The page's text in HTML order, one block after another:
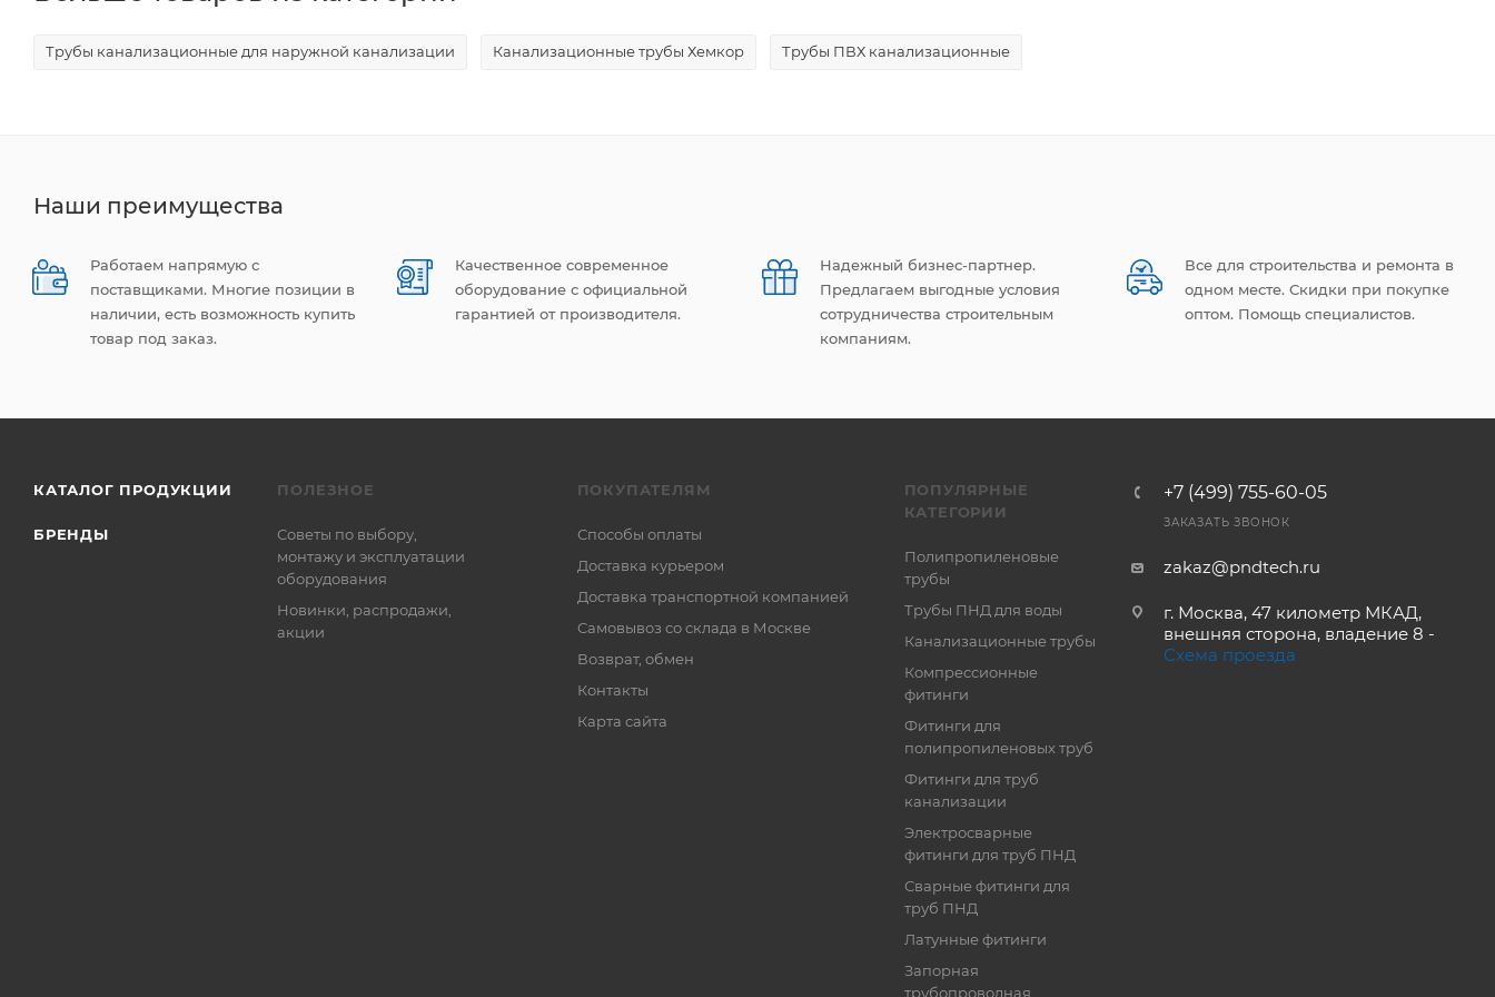
Трубы канализационные для наружной канализации Канализационные трубы Хемкор Трубы ПВХ канализационные
Наши преимущества
Работаем напрямую с
поставщиками. Многие позиции в
наличии, есть возможность купить
товар под заказ.
Качественное современное
оборудование с официальной
гарантией от производителя.
Надежный бизнес-партнер.
Предлагаем выгодные условия
сотрудничества строительным
компаниям.
Все для строительства и ремонта в
одном месте. Скидки при покупке
оптом. Помощь специалистов.
КАТАЛОГ ПРОДУКЦИИ
БРЕНДЫ
ПОЛЕЗНОЕ
Советы по выбору,
монтажу и эксплуатации
оборудования
Новинки, распродажи,
акции
ПОКУПАТЕЛЯМ
Способы оплаты
Доставка курьером
Доставка транспортной компанией
Самовывоз со склада в Москве
Возврат, обмен
Контакты
Карта сайта
ПОПУЛЯРНЫЕ
КАТЕГОРИИ
Полипропиленовые
трубы
Трубы ПНД для воды
Канализационные трубы
Компрессионные
фитинги
Фитинги для
полипропиленовых труб
Фитинги для труб
канализации
Электросварные
фитинги для труб ПНД
Сварные фитинги для
труб ПНД
Латунные фитинги
Запорная
трубопроводная
+7 (499) 755-60-05
ЗАКАЗАТЬ ЗВОНОК
zakaz@pndtech.ru
г. Москва, 47 километр МКАД,
внешняя сторона, владение 8 -
Схема проезда